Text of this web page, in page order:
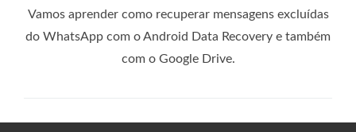
Vamos aprender como recuperar mensagens excluídas
do WhatsApp com o Android Data Recovery e também
com o Google Drive.